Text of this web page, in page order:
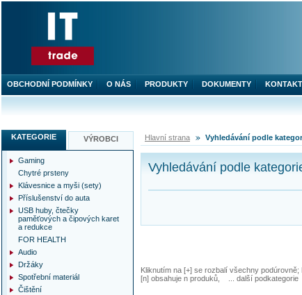
Hlavní strana Vyhledávání podle
Vyhledávání podle
Kliknutím na [+] se rozbalí všechny
[n] obsahuje n produků, ... další podkategorie
KATEGORIE VÝROBCI
Gaming
Chytré prsteny
Klávesnice a myši (sety)
Příslušenství do auta
USB huby, čtečky
paměťových a čipových karet
a redukce
FOR HEALTH
Audio
Držáky
Spotřební materiál
Čištění
OBCHODNÍ PODMÍNKY O NÁS PRODUKTY DOKUMENTY KONTAKT